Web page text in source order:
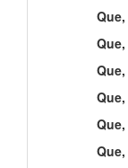
Que,
Que,
Que,
Que,
Que,
Que,